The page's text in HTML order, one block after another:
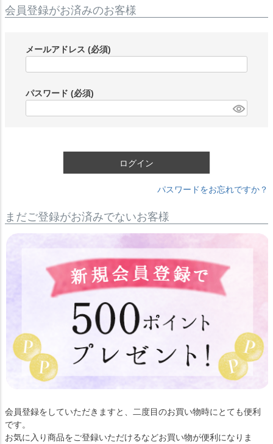
会員登録がお済みのお客様
メールアドレス (必須)
パスワード (必須)
ログイン
パスワードをお忘れですか？
まだご登録がお済みでないお客様
会員登録をしていただきますと、二度目のお買い物時にとても便利
です。
お気に入り商品をご登録いただけるなどお買い物が便利になりま